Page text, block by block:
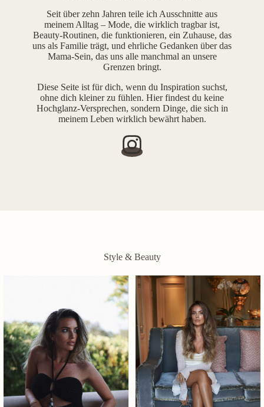
Seit über zehn Jahren teile ich Ausschnitte aus
meinem Alltag – Mode, die wirklich tragbar ist,
Beauty-Routinen, die funktionieren, ein Zuhause, das
uns als Familie trägt, und ehrliche Gedanken über das
Mama-Sein, das uns alle manchmal an unsere
Grenzen bringt.
Diese Seite ist für dich, wenn du Inspiration suchst,
ohne dich kleiner zu fühlen. Hier findest du keine
Hochglanz-Versprechen, sondern Dinge, die sich in
meinem Leben wirklich bewährt haben.
Style & Beauty